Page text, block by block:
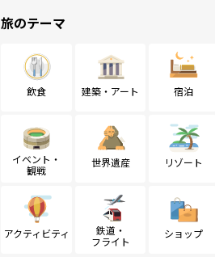
旅のテーマ
飲食 建築・アート 宿泊
イベント・
観戦
世界遺産 リゾート
アクティビティ
鉄道・
フライト
ショップ